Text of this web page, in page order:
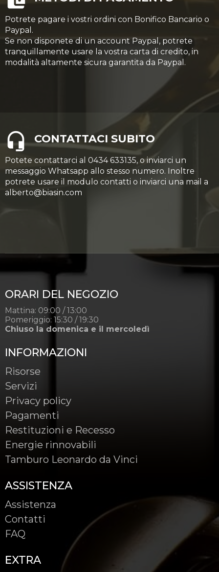
Potrete pagare i vostri ordini con Bonifico Bancario o
Paypal.
Se non disponete di un account Paypal, potrete
tranquillamente usare la vostra carta di credito, in
modalità altamente sicura garantita da Paypal.
CONTATTACI SUBITO
Potete contattarci al 0434 633135, o inviarci un
messaggio Whatsapp allo stesso numero. Inoltre
potrete usare il modulo contatti o inviarci una mail a
alberto@biasin.com
ORARI DEL NEGOZIO
Mattina: 09:00 / 13:00
Pomeriggio: 15:30 / 19:30
Chiuso la domenica e il mercoledì
INFORMAZIONI
Risorse
Servizi
Privacy policy
Pagamenti
Restituzioni e Recesso
Energie rinnovabili
Tamburo Leonardo da Vinci
ASSISTENZA
Assistenza
Contatti
FAQ
EXTRA